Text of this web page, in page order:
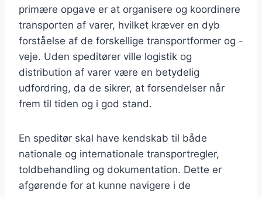
primære opgave er at organisere og koordinere
transporten af varer, hvilket kræver en dyb
forståelse af de forskellige transportformer og -
veje. Uden speditører ville logistik og
distribution af varer være en betydelig
udfordring, da de sikrer, at forsendelser når
frem til tiden og i god stand.
En speditør skal have kendskab til både
nationale og internationale transportregler,
toldbehandling og dokumentation. Dette er
afgørende for at kunne navigere i de